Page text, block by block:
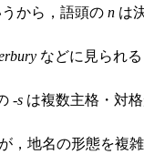
うから，語頭の n は
などに見られる
-s は複数主格・対
地名の形態を複